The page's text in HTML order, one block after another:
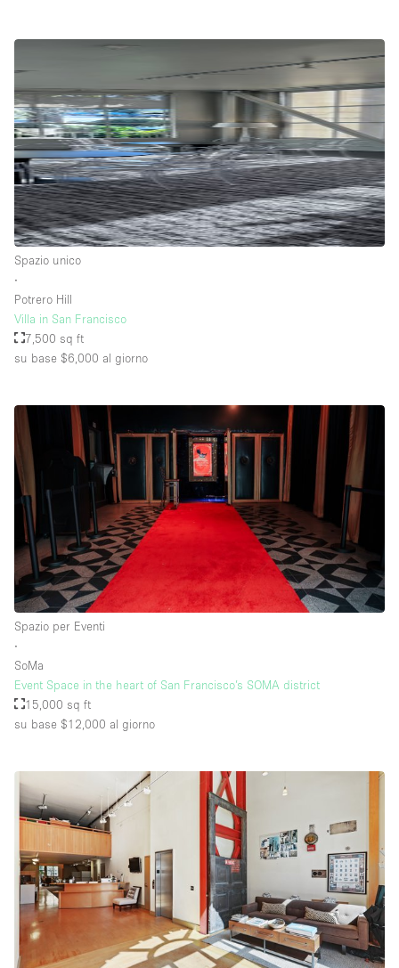
Spazio unico
∙
Potrero Hill
Villa in San Francisco
7,500 sq ft
su base $6,000 al giorno
Spazio per Eventi
∙
SoMa
Event Space in the heart of San Francisco’s SOMA district
15,000 sq ft
su base $12,000 al giorno